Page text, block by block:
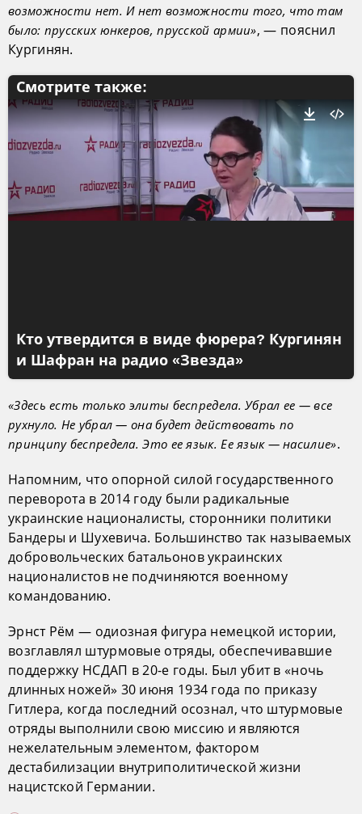
возможности нет. И нет возможности того, что там
было: прусских юнкеров, прусской армии», — пояснил
Кургинян.
Смотрите также:
Кто утвердится в виде фюрера? Кургинян
и Шафран на радио «Звезда»
«Здесь есть только элиты беспредела. Убрал ее — все
рухнуло. Не убрал — она будет действовать по
принципу беспредела. Это ее язык. Ее язык — насилие».
Напомним, что опорной силой государственного
переворота в 2014 году были радикальные
украинские националисты, сторонники политики
Бандеры и Шухевича. Большинство так называемых
добровольческих батальонов украинских
националистов не подчиняются военному
командованию.
Эрнст Рём — одиозная фигура немецкой истории,
возглавлял штурмовые отряды, обеспечивавшие
поддержку НСДАП в 20-е годы. Был убит в «ночь
длинных ножей» 30 июня 1934 года по приказу
Гитлера, когда последний осознал, что штурмовые
отряды выполнили свою миссию и являются
нежелательным элементом, фактором
дестабилизации внутриполитической жизни
нацистской Германии.